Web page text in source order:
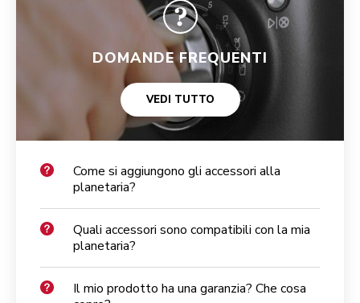
DOMANDE FREQUENTI
VEDI TUTTO
Come si aggiungono gli accessori alla
planetaria?
Quali accessori sono compatibili con la mia
planetaria?
Il mio prodotto ha una garanzia? Che cosa